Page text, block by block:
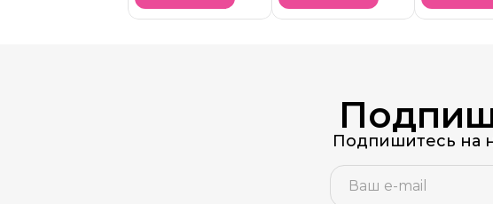
Подпишитесь на